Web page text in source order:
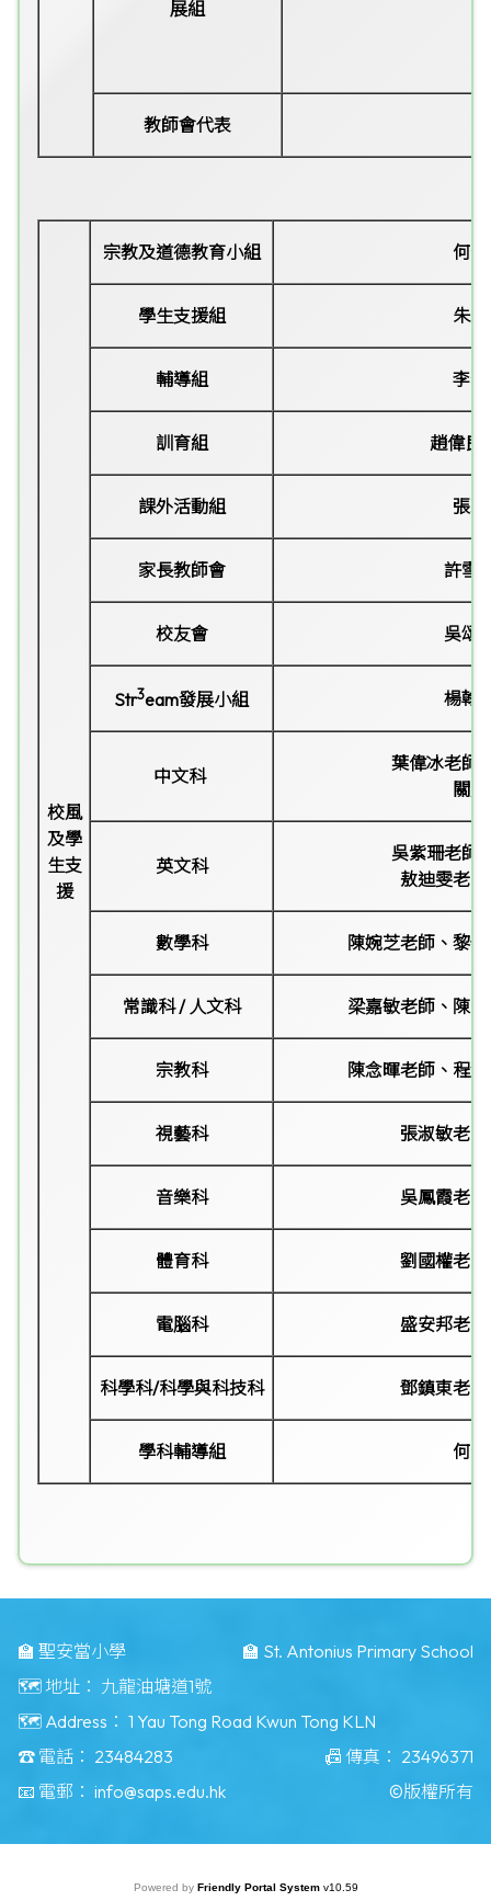
展組
教師會代表
校風
及學
生支
援
宗教及道德教育小組 何
學生支援組 朱
輔導組 李
訓育組 趙偉良
課外活動組 張
家長教師會 許雪
校友會 吳頌
Str3eam發展小組 楊翰
中文科
葉偉冰老師
關
英文科
吳紫珊老師
敖迪雯老
數學科 陳婉芝老師、黎
常識科 / 人文科 梁嘉敏老師、陳
宗教科 陳念暉老師、程
視藝科 張淑敏老
音樂科 吳鳳霞老
體育科 劉國權老
電腦科 盛安邦老
科學科/科學與科技科 鄧鎮東老師
學科輔導組 何
🏫 聖安當小學
🏫 St. Antonius Primary School
🗺️ 地址： 九龍油塘道1號
🗺️ Address： 1 Yau Tong Road Kwun Tong KLN
☎️ 電話： 23484283 📠 傳真： 23496371
📧 電郵： info@saps.edu.hk ©版權所有
Powered by Friendly Portal System v10.59